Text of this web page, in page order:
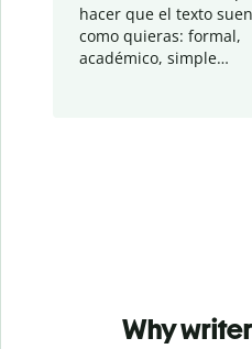
hacer que el texto
como quieras: formal,
académico, simple…
Why